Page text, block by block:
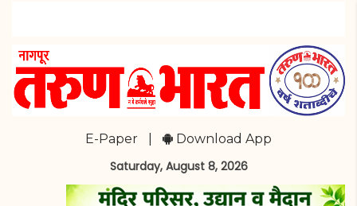
E-Paper Download App
Saturday, August 8, 2026